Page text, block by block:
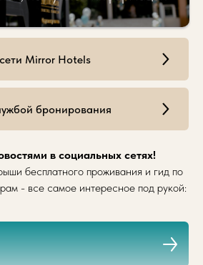
Mirror Hotels
бронирования
в социальных сетях!
бесплатного проживания и гид по
- все самое интересное под рукой: